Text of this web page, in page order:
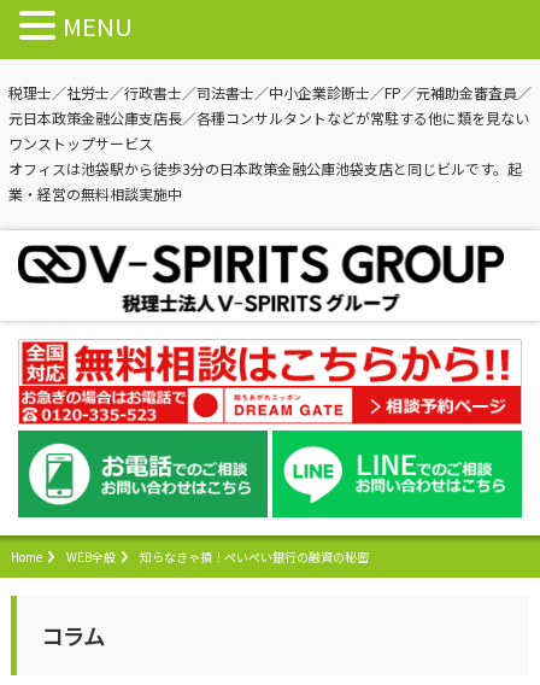
税理士／社労士／行政書士／司法書士／中小企業診断士／FP／元補助金審査員／
元日本政策金融公庫支店長／各種コンサルタントなどが常駐する他に類を見ない
ワンストップサービス
オフィスは池袋駅から徒歩3分の日本政策金融公庫池袋支店と同じビルです。起
業・経営の無料相談実施中
Home WEB全般 知らなきゃ損！ぺいぺい銀行の融資の秘密
コラム
MENU